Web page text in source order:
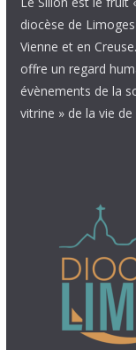
diocèse de
Vienne et en
offre un regard
évènements de la
vitrine » de la vie